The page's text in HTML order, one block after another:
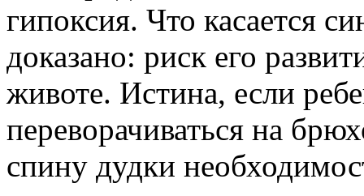
гипоксия. Что касается
доказано: риск его
животе. Истина, если
переворачиваться на
спину дудки